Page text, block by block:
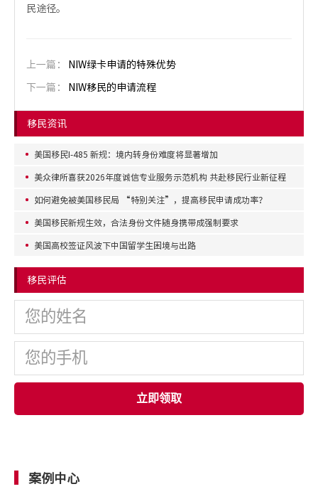
民途径。
上一篇： NIW绿卡申请的特殊优势
下一篇： NIW移民的申请流程
移民资讯
美国移民I-485 新规：境内转身份难度将显著增加
美众律所喜获2026年度诚信专业服务示范机构 共赴移民行业新征程
如何避免被美国移民局 “特别关注”，提高移民申请成功率？
美国移民新规生效，合法身份文件随身携带成强制要求
美国高校签证风波下中国留学生困境与出路
移民评估
立即领取
案例中心